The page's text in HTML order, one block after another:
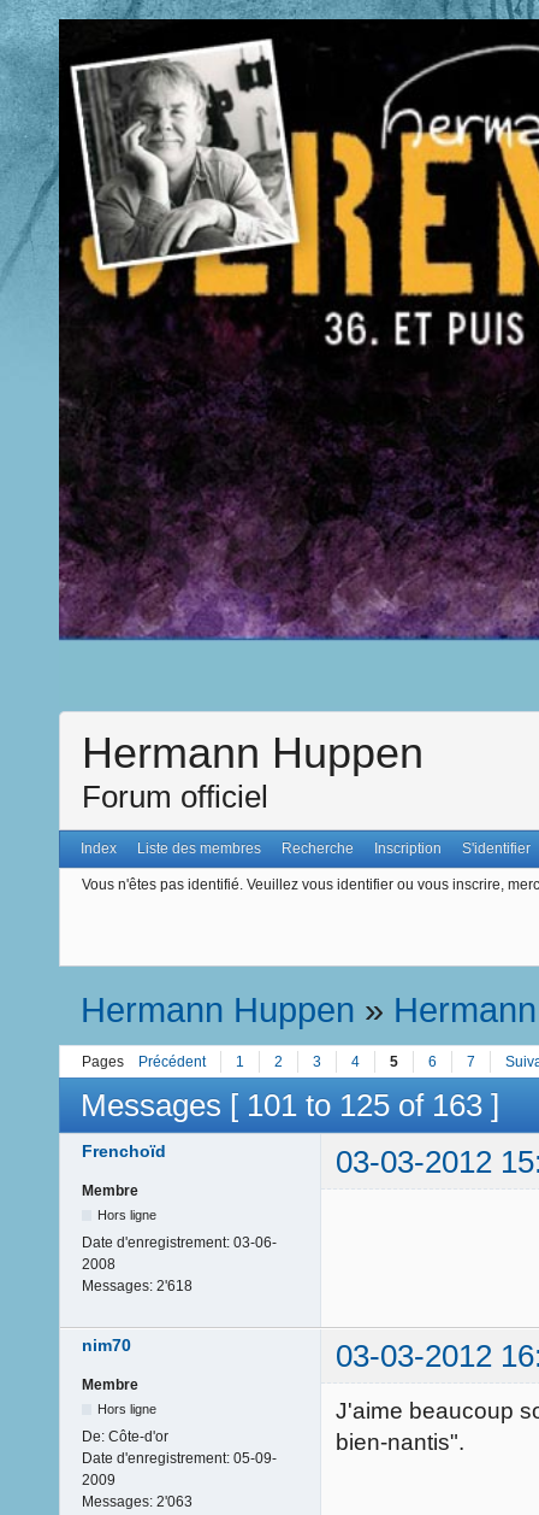
Hermann Huppen
Forum officiel
Index Liste des membres Recherche Inscription S'identifier
Vous n'êtes pas identifié. Veuillez vous identifier ou vous inscrire,
Hermann Huppen » Hermann
Pages Précédent 1 2 3 4 5 6 7
Messages [ 101 to 125 of 163 ]
Frenchoïd 03-03-2012
Membre
Hors ligne
Date d'enregistrement: 03-06-
2008
Messages: 2'618
nim70 03-03-2012
Membre
Hors ligne
De: Côte-d'or
Date d'enregistrement: 05-09-
2009
Messages: 2'063
J'aime beaucoup
bien-nantis".